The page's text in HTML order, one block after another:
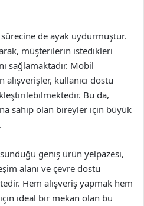
de ayak uydurmuştur.
müşterilerin istedikleri
sağlamaktadır. Mobil
kullanıcı dostu
Bu da,
sahip olan bireyler için büyük
sunduğu geniş ürün yelpazesi,
alanı ve çevre dostu
Hem alışveriş yapmak hem
ideal bir mekan olan bu